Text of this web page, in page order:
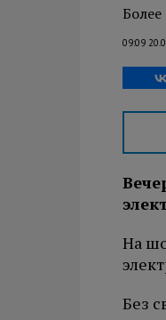
Более
09:09
На
Без